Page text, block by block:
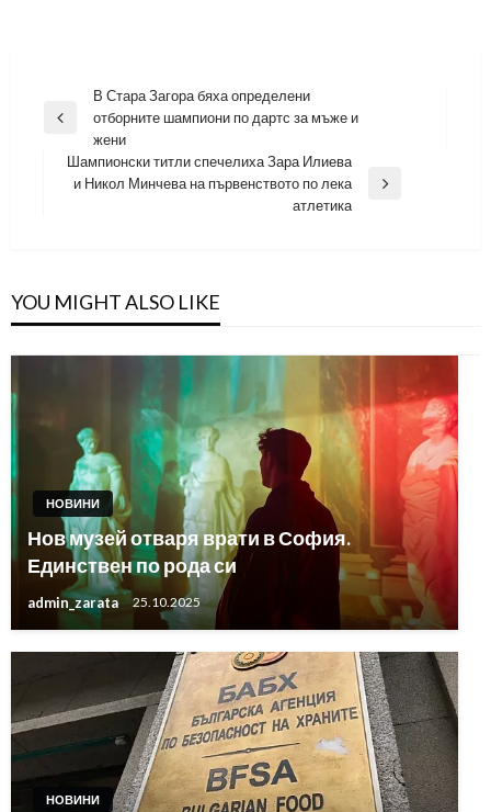
Навигация
Previous
В Стара Загора бяха определени
отборните шампиони по дартс за мъже и
жени
Next
Шампионски титли спечелиха Зара Илиева
и Никол Минчева на първенството по лека
атлетика
YOU MIGHT ALSO LIKE
НОВИНИ
Нов музей отваря врати в София.
Единствен по рода си
admin_zarata 25.10.2025
НОВИНИ